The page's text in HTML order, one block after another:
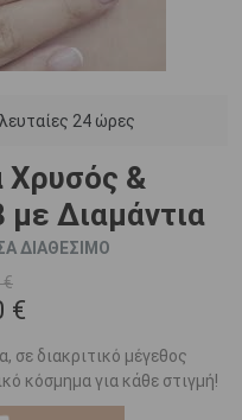
24 ώρες
Χρυσός &
Διαμάντια
ΔΙΑΘΕΣΙΜΟ
€
€
σε διακριτικό μέγεθος
κόσμημα για κάθε στιγμή!